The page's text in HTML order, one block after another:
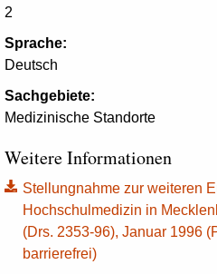
2
Sprache:
Deutsch
Sachgebiete:
Medizinische Standorte
Weitere Informationen
Stellungnahme zur weiteren
Hochschulmedizin in
(Drs. 2353-96), Januar 1996
barrierefrei)